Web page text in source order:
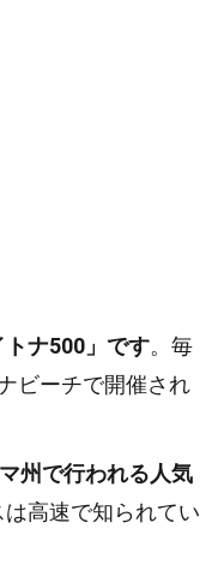
ナ500」です。毎
ビーチで開催され
州で行われる人気
高速で知られてい